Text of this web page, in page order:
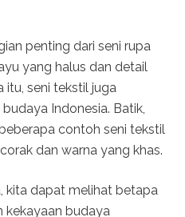
penting dari seni rupa
yang halus dan detail
itu, seni tekstil juga
Indonesia. Batik,
contoh seni tekstil
dan warna yang khas.
kita dapat melihat betapa
kekayaan budaya